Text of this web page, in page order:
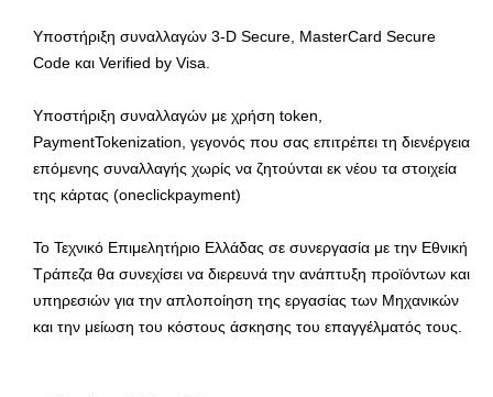
Υποστήριξη συναλλαγών 3-D Secure, MasterCard Secure
Code και Verified by Visa.
Υποστήριξη συναλλαγών με χρήση token,
PaymentTokenization, γεγονός που σας επιτρέπει τη διενέργεια
επόμενης συναλλαγής χωρίς να ζητούνται εκ νέου τα στοιχεία
της κάρτας (oneclickpayment)
Το Τεχνικό Επιμελητήριο Ελλάδας σε συνεργασία με την Εθνική
Τράπεζα θα συνεχίσει να διερευνά την ανάπτυξη προϊόντων και
υπηρεσιών για την απλοποίηση της εργασίας των Μηχανικών
και την μείωση του κόστους άσκησης του επαγγέλματός τους.